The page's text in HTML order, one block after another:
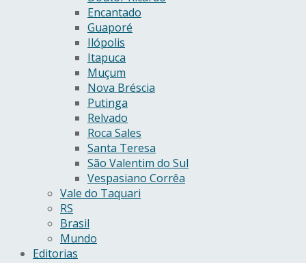
Encantado
Guaporé
Ilópolis
Itapuca
Muçum
Nova Bréscia
Putinga
Relvado
Roca Sales
Santa Teresa
São Valentim do Sul
Vespasiano Corrêa
Vale do Taquari
RS
Brasil
Mundo
Editorias